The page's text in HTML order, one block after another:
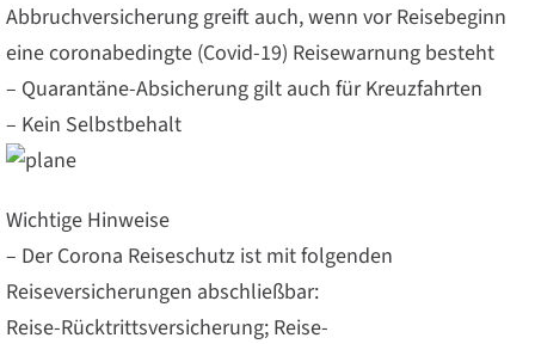
Abbruchversicherung greift auch, wenn vor Reisebeginn
eine coronabedingte (Covid-19) Reisewarnung besteht
– Quarantäne-Absicherung gilt auch für Kreuzfahrten
– Kein Selbstbehalt
Wichtige Hinweise
– Der Corona Reiseschutz ist mit folgenden
Reiseversicherungen abschließbar:
Reise-Rücktrittsversicherung; Reise-